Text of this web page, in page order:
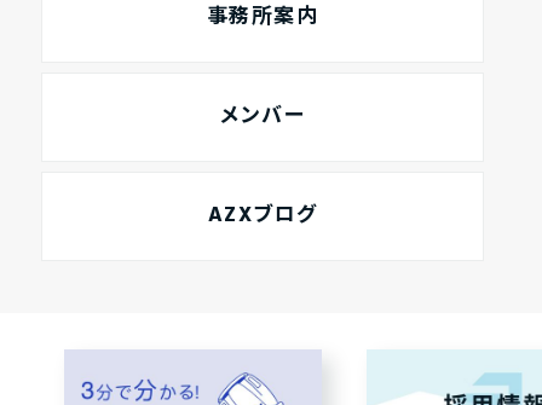
事務所案内
メンバー
AZXブログ